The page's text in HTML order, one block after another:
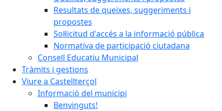
Resultats de queixes, suggeriments i
propostes
Sol·licitud d'accés a la informació pública
Normativa de participació ciutadana
Consell Educatiu Municipal
Tràmits i gestions
Viure a Castellterçol
Informació del municipi
Benvinguts!